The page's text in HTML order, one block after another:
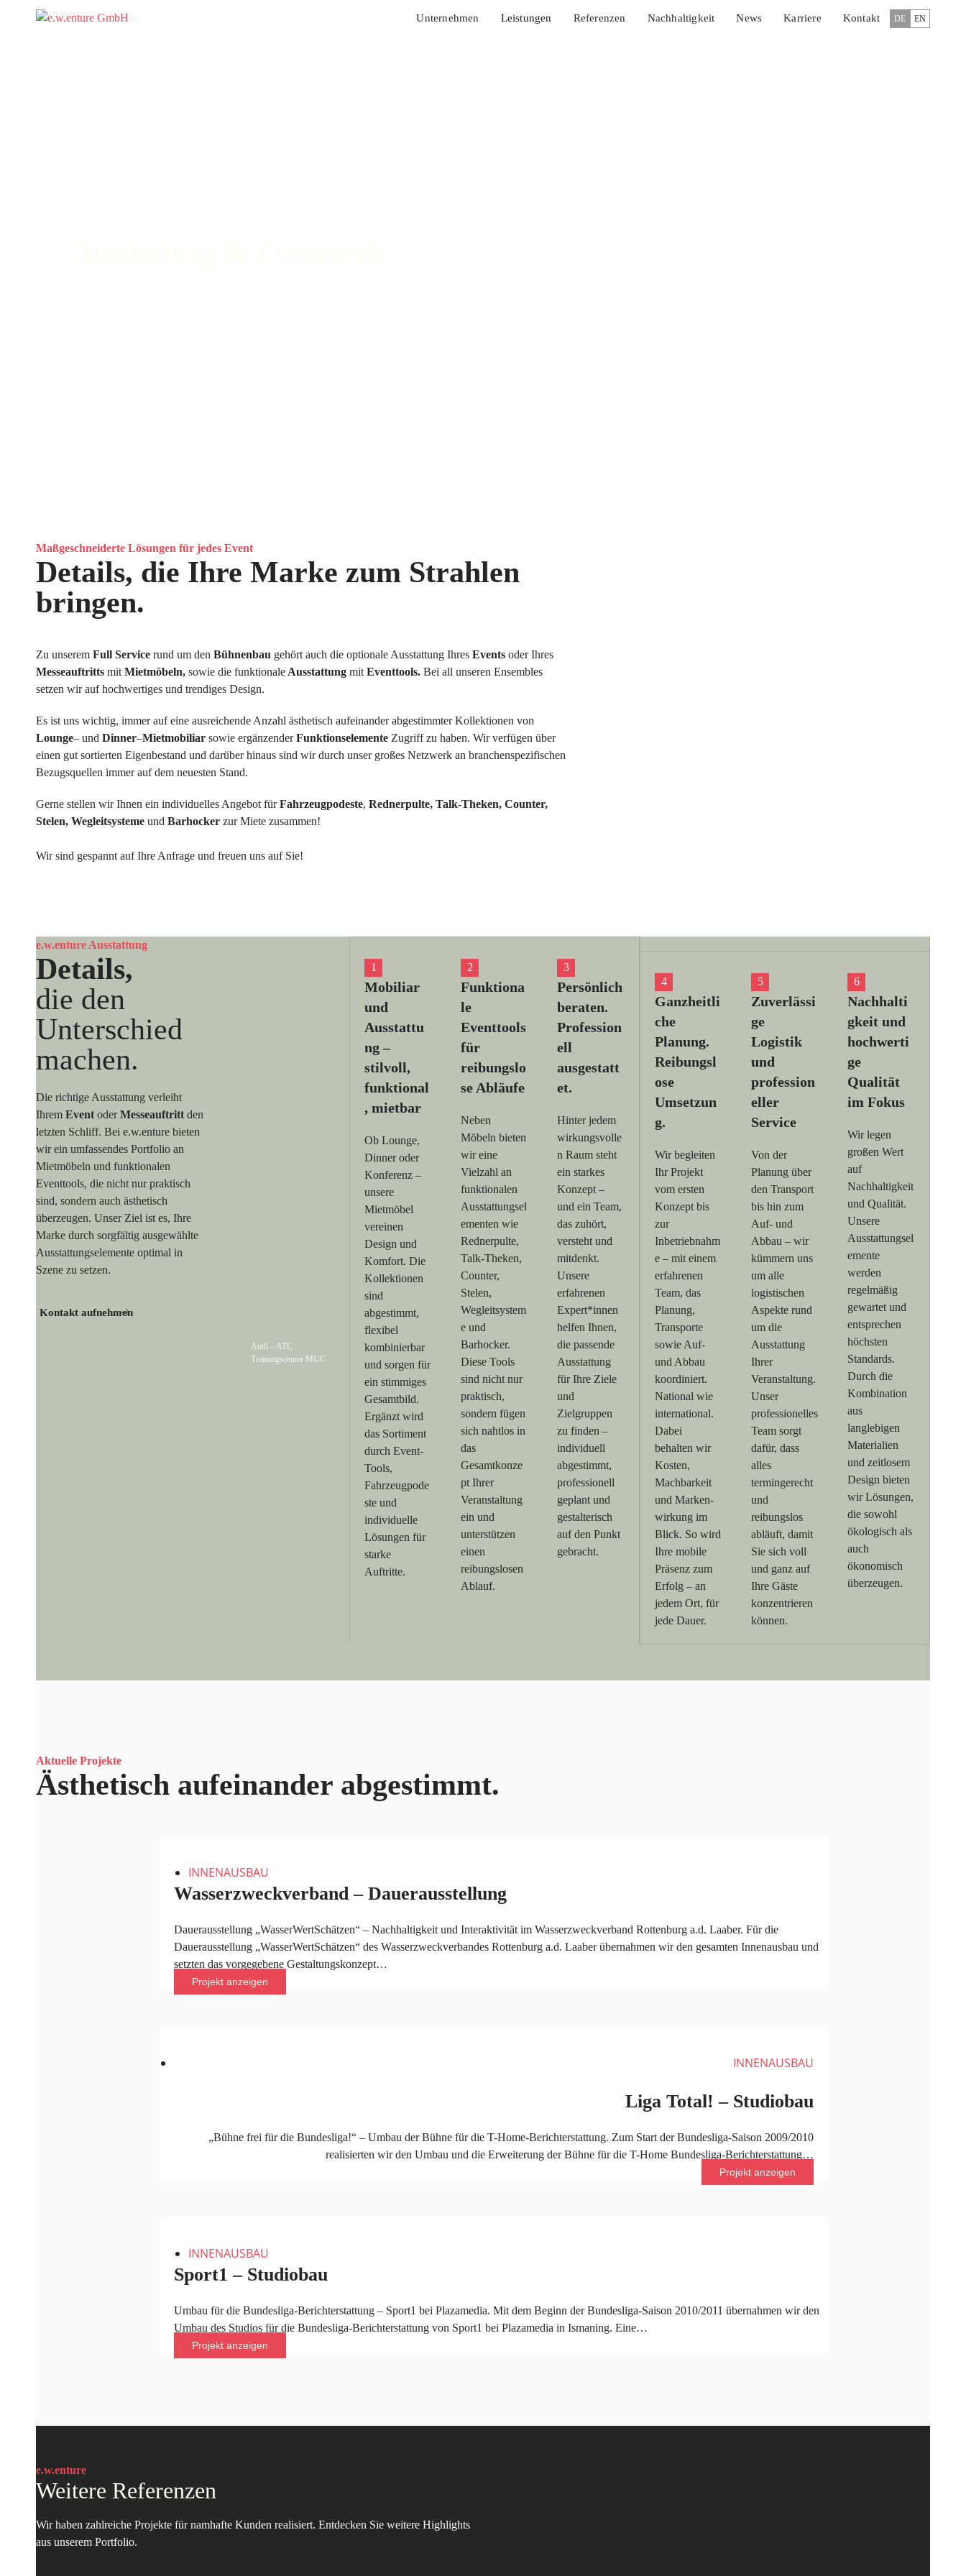
Unternehmen Leistungen Referenzen Nachhaltigkeit News Karriere Kontakt DE EN
Maßgeschneiderte Lösungen für jedes Event
Details, die Ihre Marke zum Strahlen
bringen.
Zu unserem Full Service rund um den Bühnenbau gehört auch die optionale Ausstattung Ihres Events oder Ihres
Messeauftritts mit Mietmöbeln, sowie die funktionale Ausstattung mit Eventtools. Bei all unseren Ensembles
setzen wir auf hochwertiges und trendiges Design.
Es ist uns wichtig, immer auf eine ausreichende Anzahl ästhetisch aufeinander abgestimmter Kollektionen von
Lounge– und Dinner–Mietmobiliar sowie ergänzenderFunktionselemente Zugriff zu haben. Wir verfügen über
einen gut sortierten Eigenbestand und darüber hinaus sind wir durch unser großes Netzwerk an branchenspezifischen
Bezugsquellen immer auf dem neuesten Stand.
Gerne stellen wir Ihnen ein individuelles Angebot fürFahrzeugpodeste, Rednerpulte, Talk-Theken, Counter,
Stelen, Wegleitsysteme und Barhocker zur Miete zusammen!
Wir sind gespannt auf Ihre Anfrage und freuen uns auf Sie!
e.w.enture Ausstattung
Details,
die den
Unterschied
machen.
Die richtige Ausstattung verleiht
Ihrem Event oderMesseauftritt den
letzten Schliff. Bei e.w.enture bieten
wir ein umfassendes Portfolio an
Mietmöbeln und funktionalen
Eventtools, die nicht nur praktisch
sind, sondern auch ästhetisch
überzeugen. Unser Ziel ist es, Ihre
Marke durch sorgfältig ausgewählte
Ausstattungselemente optimal in
Szene zu setzen.
Kontakt aufnehmen
Audi – ATC
Trainingscenter MUC
Mobiliar
und
Ausstattu
ng –
stilvoll,
funktional
, mietbar
Ob Lounge,
Dinner oder
Konferenz –
unsere
Mietmöbel
vereinen
Design und
Komfort. Die
Kollektionen
sind
abgestimmt,
flexibel
kombinierbar
und sorgen für
ein stimmiges
Gesamtbild.
Ergänzt wird
das Sortiment
durch Event-
Tools,
Fahrzeugpode
ste und
individuelle
Lösungen für
starke
Auftritte.
Funktiona
le
Eventtools
für
reibungslo
se Abläufe
Neben
Möbeln bieten
wir eine
Vielzahl an
funktionalen
Ausstattungsel
ementen wie
Rednerpulte,
Talk-Theken,
Counter,
Stelen,
Wegleitsystem
e und
Barhocker.
Diese Tools
sind nicht nur
praktisch,
sondern fügen
sich nahtlos in
das
Gesamtkonze
pt Ihrer
Veranstaltung
ein und
unterstützen
einen
reibungslosen
Ablauf.
Persönlich
beraten.
Profession
ell
ausgestatt
et.
Hinter jedem
wirkungsvolle
n Raum steht
ein starkes
Konzept –
und ein Team,
das zuhört,
versteht und
mitdenkt.
Unsere
erfahrenen
Expert*innen
helfen Ihnen,
die passende
Ausstattung
für Ihre Ziele
und
Zielgruppen
zu finden –
individuell
abgestimmt,
professionell
geplant und
gestalterisch
auf den Punkt
gebracht.
Ganzheitli
che
Planung.
Reibungsl
ose
Umsetzun
g.
Wir begleiten
Ihr Projekt
vom ersten
Konzept bis
zur
Inbetriebnahm
e – mit einem
erfahrenen
Team, das
Planung,
Transporte
sowie Auf-
und Abbau
koordiniert.
National wie
international.
Dabei
behalten wir
Kosten,
Machbarkeit
und Marken-
wirkung im
Blick. So wird
Ihre mobile
Präsenz zum
Erfolg – an
jedem Ort, für
jede Dauer.
Zuverlässi
ge
Logistik
und
profession
eller
Service
Von der
Planung über
den Transport
bis hin zum
Auf- und
Abbau – wir
kümmern uns
um alle
logistischen
Aspekte rund
um die
Ausstattung
Ihrer
Veranstaltung.
Unser
professionelles
Team sorgt
dafür, dass
alles
termingerecht
und
reibungslos
abläuft, damit
Sie sich voll
und ganz auf
Ihre Gäste
konzentrieren
können.
Nachhalti
gkeit und
hochwerti
ge
Qualität
im Fokus
Wir legen
großen Wert
auf
Nachhaltigkeit
und Qualität.
Unsere
Ausstattungsel
emente
werden
regelmäßig
gewartet und
entsprechen
höchsten
Standards.
Durch die
Kombination
aus
langlebigen
Materialien
und zeitlosem
Design bieten
wir Lösungen,
die sowohl
ökologisch als
auch
ökonomisch
überzeugen.
Aktuelle Projekte
Ästhetisch aufeinander abgestimmt.
INNENAUSBAU
Wasserzweckverband – Dauerausstellung
Dauerausstellung „WasserWertSchätzen“ – Nachhaltigkeit und Interaktivität im Wasserzweckverband Rottenburg a.d. Laaber. Für die
Dauerausstellung „WasserWertSchätzen“ des Wasserzweckverbandes Rottenburg a.d. Laaber übernahmen wir den gesamten Innenausbau und
setzten das vorgegebene Gestaltungskonzept…
Projekt anzeigen
INNENAUSBAU
Liga Total! – Studiobau
„Bühne frei für die Bundesliga!“ – Umbau der Bühne für die T-Home-Berichterstattung. Zum Start der Bundesliga-Saison 2009/2010
realisierten wir den Umbau und die Erweiterung der Bühne für die T-Home Bundesliga-Berichterstattung…
Projekt anzeigen
INNENAUSBAU
Sport1 – Studiobau
Umbau für die Bundesliga-Berichterstattung – Sport1 bei Plazamedia. Mit dem Beginn der Bundesliga-Saison 2010/2011 übernahmen wir den
Umbau des Studios für die Bundesliga-Berichterstattung von Sport1 bei Plazamedia in Ismaning. Eine…
Projekt anzeigen
e.w.enture
Weitere Referenzen
Wir haben zahlreiche Projekte für namhafte Kunden realisiert. Entdecken Sie weitere Highlights
aus unserem Portfolio.